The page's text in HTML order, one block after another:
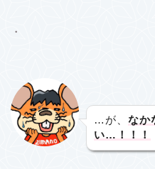
・
…が、 なか
い…！！！